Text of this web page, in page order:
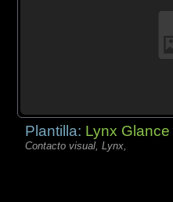
Plantilla: Lynx Glance
Contacto visual, Lynx,